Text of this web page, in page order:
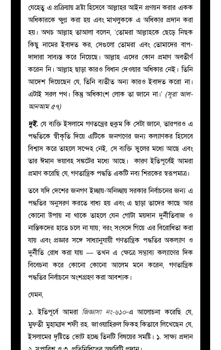
যেহেতু এ প্রক্রিয়ায় স্রষ্টা হিসেবে আল্লাহর আইন প্রণয়ন করার একক
অধিকারকে ক্ষুণ্ণ করা হয় এবং মাখলুককে এ অধিকার প্রদান করা
হয়। অথচ আল্লাহ তাআলা বলেন, ‘তোমরা আল্লাহকে ছেড়ে নিছক
কিছু নামের ইবাদত কর, সেগুলো তোমরা এবং তোমাদের বাপ-
দাদারা সাব্যস্ত করে নিয়েছে। আল্লাহ এদের কোন প্রমাণ অবতীর্ণ
করেন নি। আল্লাহ ছাড়া কারও বিধান দেওয়ার অধিকার নেই। তিনি
আদেশ দিয়েছেন যে, তিনি ব্যতীত অন্য কারও ইবাদত করো না।
এটাই সরল পথ। কিন্তু অধিকাংশ লোক তা জানে না।’ (সূরা আল-
আনআম ৫৭)
দুই.যে ব্যক্তি ইসলামে গণতন্ত্রের হুকুম কি সেটা জানে, তারপরও এ
পদ্ধতিকে স্বীকৃতি দিয়ে এটিকে জনগণের জন্য কল্যাণকর হিসেবে
বিশ্বাস করে তাহলে সন্দেহ নেই, সে ব্যক্তি ভুলের মধ্যে আছে এবং
তার ঈমান ভয়াবহ সঙ্কটের মধ্যে আছে। কারণ ইতিপূর্বেই আমরা
প্রমাণ করেছি যে, গণতান্ত্রিক পদ্ধতি একটি নব্য শিরকের স্বরূপমাত্র।
তবে যদি দেশের জনগণ ইচ্ছায়-অনিচ্ছায় সরকার নির্বাচনের জন্য এ
পদ্ধতির অনুসরণ করতে বাধ্য হয় এবং এ ছাড়া তাদের কাছে আর
কোনো উপায় না থাকে তাহলে যেন গোটা ময়দান দুর্নীতিবাজ ও
নাস্তিকদের হাতে চলে না যায়; বরং সংসদে গিয়ে এর বিরোধিতা করা
যায় এবং প্রজ্ঞার সঙ্গে সাধ্যানুযায়ী গণতান্ত্রিক পদ্ধতির অকল্যাণ ও
দুর্নীতি রোধ করা যায় — তখন এ ক্ষেত্রে সম্ভাব্য কল্যাণের দিক
বিবেচনা করে কোনো কোনো আলেম মনে করেন, গণতান্ত্রিক
পদ্ধতির নির্বাচনে অংশগ্রহণ করা আবশ্যক।
যেমন,
১. ইতিপূর্বে আমরা জিজ্ঞাসা নং-৬১০-এ আলোচনা করেছি যে,
মুফতী মুহাম্মাদ শফী রহ. জাওয়াহিরুল ফিকহ কিতাবে লিখেছেন যে,
ইসলামের দৃষ্টিতে ভোট হচ্ছে তিনটি বিষয়ের সমষ্টি। ১. সাক্ষ্য প্রদান